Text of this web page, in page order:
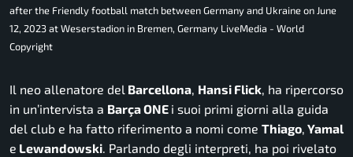
after the Friendly football match between Germany and Ukraine on June
12, 2023 at Weserstadion in Bremen, Germany LiveMedia - World
Copyright
Il neo allenatore del Barcellona, Hansi Flick, ha ripercorso
in un’intervista a Barça ONE i suoi primi giorni alla guida
del club e ha fatto riferimento a nomi come Thiago, Yamal
e Lewandowski. Parlando degli interpreti, ha poi rivelato